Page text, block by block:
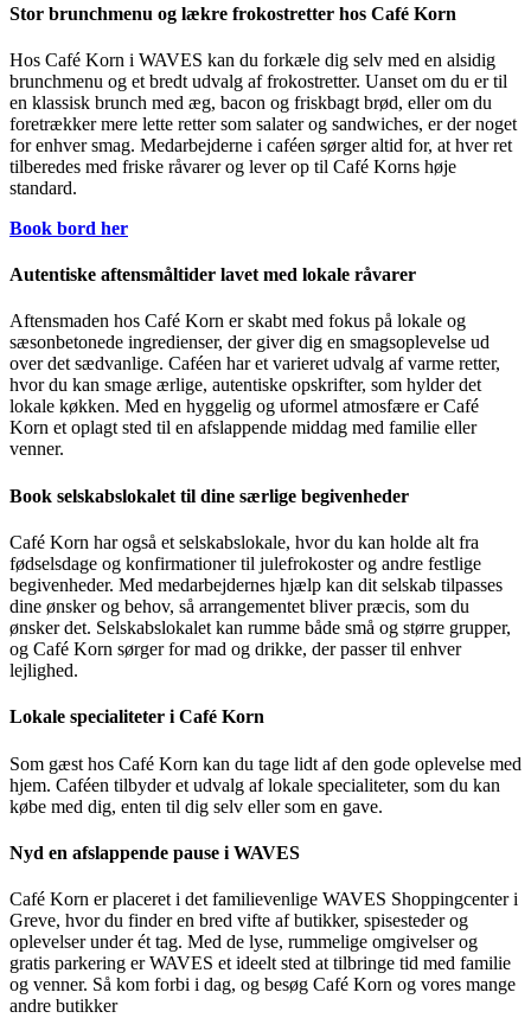
Stor brunchmenu og lækre frokostretter hos Café Korn
Hos Café Korn i WAVES kan du forkæle dig selv med en alsidig
brunchmenu og et bredt udvalg af frokostretter. Uanset om du er til
en klassisk brunch med æg, bacon og friskbagt brød, eller om du
foretrækker mere lette retter som salater og sandwiches, er der noget
for enhver smag. Medarbejderne i caféen sørger altid for, at hver ret
tilberedes med friske råvarer og lever op til Café Korns høje
standard.
Book bord her
Autentiske aftensmåltider lavet med lokale råvarer
Aftensmaden hos Café Korn er skabt med fokus på lokale og
sæsonbetonede ingredienser, der giver dig en smagsoplevelse ud
over det sædvanlige. Caféen har et varieret udvalg af varme retter,
hvor du kan smage ærlige, autentiske opskrifter, som hylder det
lokale køkken. Med en hyggelig og uformel atmosfære er Café
Korn et oplagt sted til en afslappende middag med familie eller
venner.
Book selskabslokalet til dine særlige begivenheder
Café Korn har også et selskabslokale, hvor du kan holde alt fra
fødselsdage og konfirmationer til julefrokoster og andre festlige
begivenheder. Med medarbejdernes hjælp kan dit selskab tilpasses
dine ønsker og behov, så arrangementet bliver præcis, som du
ønsker det. Selskabslokalet kan rumme både små og større grupper,
og Café Korn sørger for mad og drikke, der passer til enhver
lejlighed.
Lokale specialiteter i Café Korn
Som gæst hos Café Korn kan du tage lidt af den gode oplevelse med
hjem. Caféen tilbyder et udvalg af lokale specialiteter, som du kan
købe med dig, enten til dig selv eller som en gave.
Nyd en afslappende pause i WAVES
Café Korn er placeret i det familievenlige WAVES Shoppingcenter i
Greve, hvor du finder en bred vifte af butikker, spisesteder og
oplevelser under ét tag. Med de lyse, rummelige omgivelser og
gratis parkering er WAVES et ideelt sted at tilbringe tid med familie
og venner. Så kom forbi i dag, og besøg Café Korn og vores mange
andre butikker